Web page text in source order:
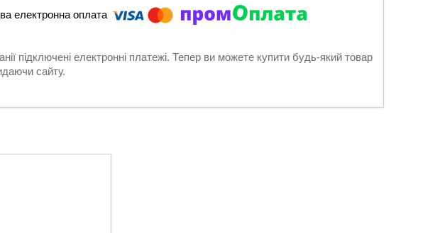
підключені електронні платежі. Тепер ви можете купити будь-який товар
сайту.